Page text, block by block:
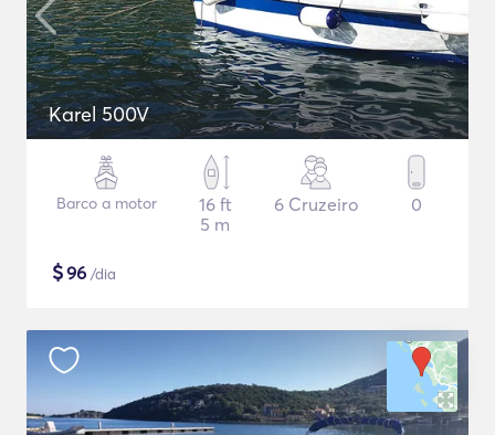
Karel 500V
Barco a motor
16 ft
5 m
6 Cruzeiro 0
$96 /dia